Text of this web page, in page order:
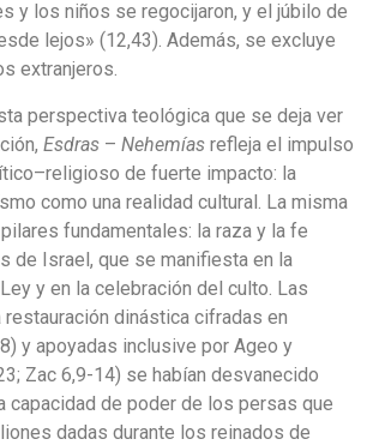
y los niños se regocijaron, y el júbilo de
lejos» (12,43). Además, se excluye
extranjeros.
teológica que se deja ver
Esdras – Nehemías refleja el impulso
de fuerte impacto: la
como una realidad cultural. La misma
fundamentales: la raza y la fe
de Israel, que se manifiesta en la
y en la celebración del culto. Las
dinástica cifradas en
y apoyadas inclusive por Ageo y
Zac 6,9-14) se habían desvanecido
capacidad de poder de los persas que
dadas durante los reinados de